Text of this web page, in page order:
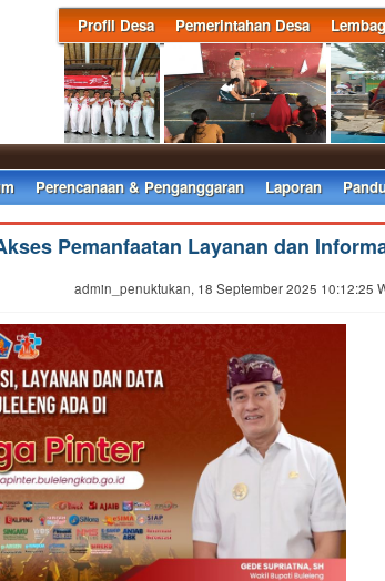
Profil Desa Pemerintahan Desa
Perencanaan & Penganggaran Laporan
Pemanfaatan Layanan dan
admin_penuktukan, 18 September 2025 10:12:25